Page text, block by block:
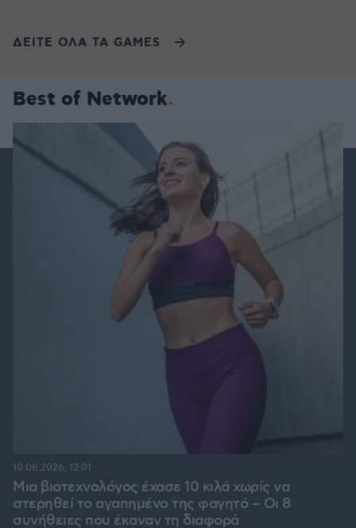
ΔΕΙΤΕ ΟΛΑ ΤΑ GAMES
Best of Network
Μια βιοτεχνολόγος έχασε 10 κιλά χωρίς να
στερηθεί το αγαπημένο της φαγητό – Οι 8
συνήθειες που έκαναν τη διαφορά
10.08.2026, 12:01